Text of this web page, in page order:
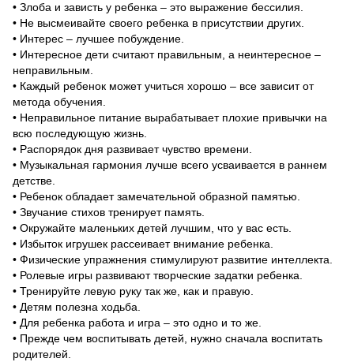
• Злоба и зависть у ребенка – это выражение бессилия.
• Не высмеивайте своего ребенка в присутствии других.
• Интерес – лучшее побуждение.
• Интересное дети считают правильным, а неинтересное –
неправильным.
• Каждый ребенок может учиться хорошо – все зависит от
метода обучения.
• Неправильное питание вырабатывает плохие привычки на
всю последующую жизнь.
• Распорядок дня развивает чувство времени.
• Музыкальная гармония лучше всего усваивается в раннем
детстве.
• Ребенок обладает замечательной образной памятью.
• Звучание стихов тренирует память.
• Окружайте маленьких детей лучшим, что у вас есть.
• Избыток игрушек рассеивает внимание ребенка.
• Физические упражнения стимулируют развитие интеллекта.
• Ролевые игры развивают творческие задатки ребенка.
• Тренируйте левую руку так же, как и правую.
• Детям полезна ходьба.
• Для ребенка работа и игра – это одно и то же.
• Прежде чем воспитывать детей, нужно сначала воспитать
родителей.